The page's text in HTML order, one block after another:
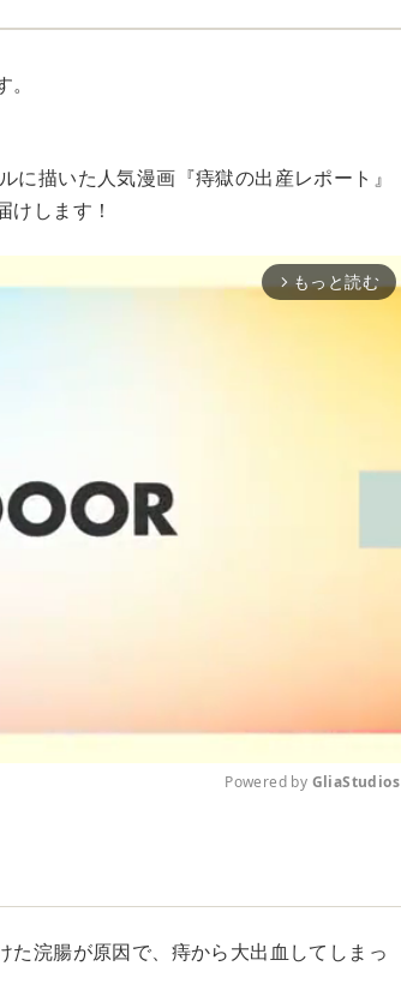
描いた人気漫画『痔獄の出産レポート』
します！
arrow_forward_ios もっと読む
t
e
Powered by GliaStudios
浣腸が原因で、痔から大出血してしまっ